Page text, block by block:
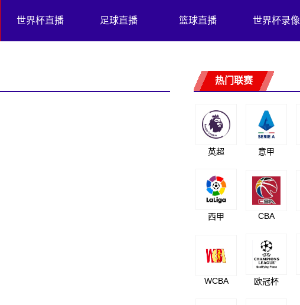
世界杯直播 足球直播 篮球直播 世界杯录像
热门联赛
英超 意甲
西甲 CBA
WCBA 欧冠杯